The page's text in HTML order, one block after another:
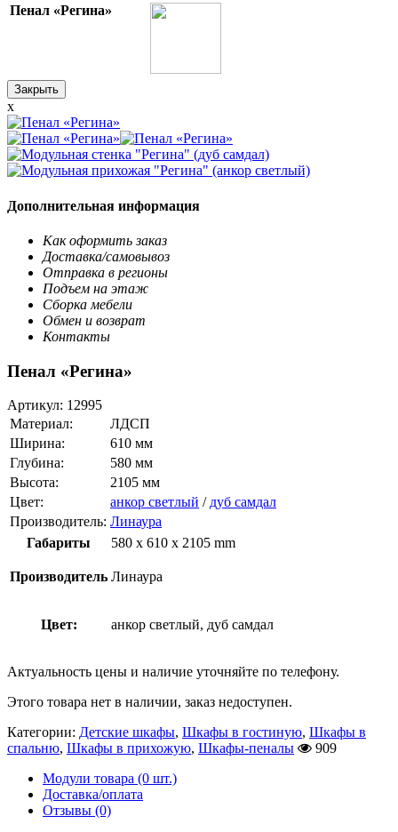
Пенал «Регина»
Закрыть
x
Дополнительная информация
Как оформить заказ
Доставка/самовывоз
Отправка в регионы
Подъем на этаж
Сборка мебели
Обмен и возврат
Контакты
Пенал «Регина»
Артикул: 12995
Материал:
ЛДСП
Ширина:
610 мм
Глубина:
580 мм
Высота:
2105 мм
Цвет:
анкор светлый / дуб самдал
Производитель: Линаура
Габариты
580 x 610 x 2105 mm
Производитель Линаура
Цвет: анкор светлый, дуб самдал
Актуальность цены и наличие уточняйте по телефону.
Этого товара нет в наличии, заказ недоступен.
Категории: Детские шкафы, Шкафы в гостиную, Шкафы в
спальню, Шкафы в прихожую, Шкафы-пеналы
909
Модули товара (0 шт.)
Доставка/оплата
Отзывы (0)